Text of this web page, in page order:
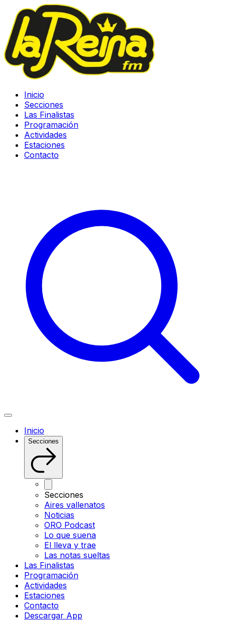
Inicio
Secciones
Las Finalistas
Programación
Actividades
Estaciones
Contacto
Inicio
Secciones
Secciones
Aires vallenatos
Noticias
ORO Podcast
Lo que suena
El lleva y trae
Las notas sueltas
Las Finalistas
Programación
Actividades
Estaciones
Contacto
Descargar App